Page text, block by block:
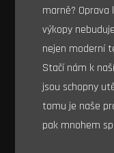
marně? Oprava
výkopy
nejen moderní
Stačí nám k
jsou schopny
tomu je naše
pak mnohem